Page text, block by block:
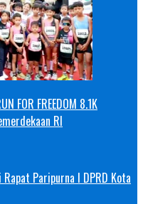
FOR FREEDOM 8.1K
RI
Paripurna I DPRD Kota